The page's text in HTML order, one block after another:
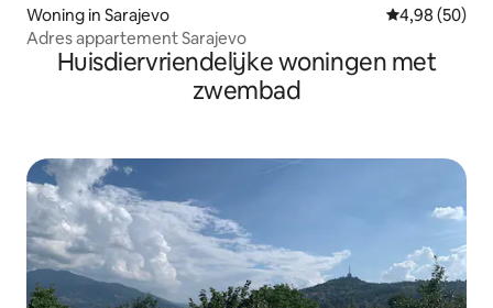
Woning in Sarajevo Gemiddelde
4,98 (50)
Adres appartement Sarajevo
Huisdiervriendelijke woningen met
zwembad